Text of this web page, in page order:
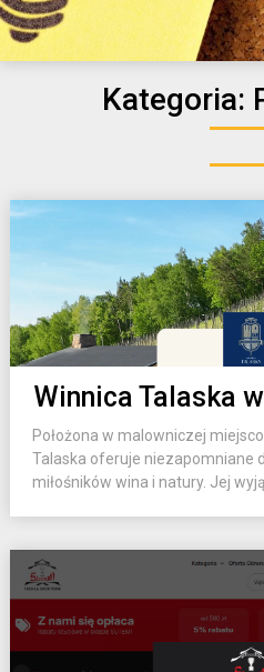
Kategoria:
Winnica Talaska
Położona w malowniczej
Talaska oferuje niezapomniane
miłośników wina i natury. Jej